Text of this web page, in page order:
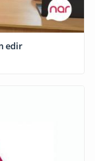
edir